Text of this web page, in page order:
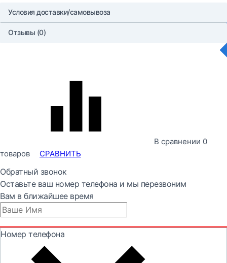
Условия доставки/самовывоза
Отзывы (0)
В сравнении 0
товаров
СРАВНИТЬ
Обратный звонок
Оставьте ваш номер телефона и мы перезвоним
Вам в ближайшее время
Номер телефона